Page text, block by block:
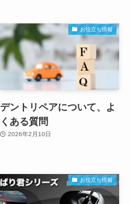
お役立ち情報
デントリペアについて、よ
くある質問
2026年2月10日
お役立ち情報